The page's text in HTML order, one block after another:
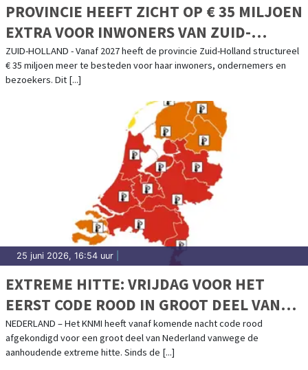
PROVINCIE HEEFT ZICHT OP € 35 MILJOEN
EXTRA VOOR INWONERS VAN ZUID-
HOLLAND
ZUID-HOLLAND - Vanaf 2027 heeft de provincie Zuid-Holland structureel
€ 35 miljoen meer te besteden voor haar inwoners, ondernemers en
bezoekers. Dit [...]
25 juni 2026, 16:54 uur
EXTREME HITTE: VRIJDAG VOOR HET
EERST CODE ROOD IN GROOT DEEL VAN
HET LAND
NEDERLAND – Het KNMI heeft vanaf komende nacht code rood
afgekondigd voor een groot deel van Nederland vanwege de
aanhoudende extreme hitte. Sinds de [...]